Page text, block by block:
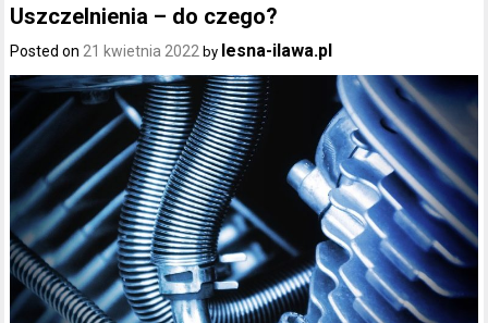
Uszczelnienia – do czego?
Posted on 21 kwietnia 2022 by lesna-ilawa.pl